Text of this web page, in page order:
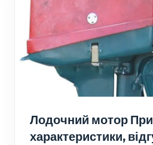
Лодочний мотор
характеристики,